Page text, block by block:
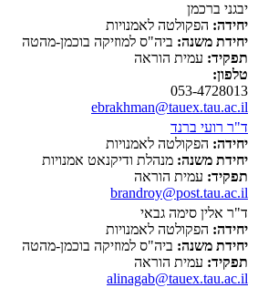
יבגני ברכמן
יחידה: הפקולטה לאמנויות
יחידת משנה: ביה"ס למוזיקה בוכמן-מהטה
תפקיד: עמית הוראה
טלפון:
053-4728013
ebrakhman@tauex.tau.ac.il
ד"ר רועי ברנד
יחידה: הפקולטה לאמנויות
יחידת משנה: מנהלת ודיקנאט אמנויות
תפקיד: עמית הוראה
brandroy@post.tau.ac.il
ד"ר אלין סימה גבאי
יחידה: הפקולטה לאמנויות
יחידת משנה: ביה"ס למוזיקה בוכמן-מהטה
תפקיד: עמית הוראה
alinagab@tauex.tau.ac.il